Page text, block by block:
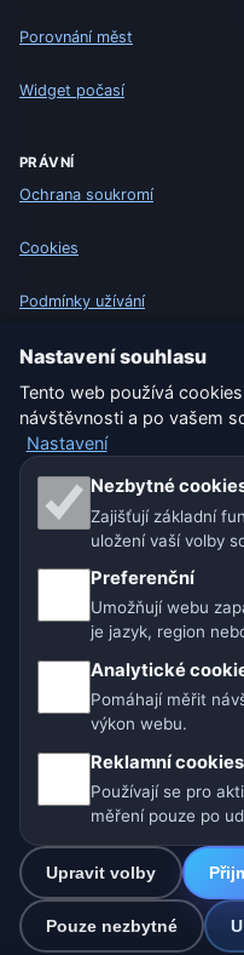
Porovnání měst
Widget počasí
PRÁVNÍ
Ochrana soukromí
Cookies
Podmínky užívání
Vyloučení odpovědnosti
Pomáháme zvířatům
Sitemap
Nastavení
Naše
🇩🇪🇦🇹🇨🇭
🌎 Latinská
🇮🇳 Jižní a jihovýchodní
Provozovatel: Spolek
© 2026 Počasí Online ·
Nastavení souhlasu
Tento web používá
návštěvnosti a po vašem
Nastavení
Nezbytné
Zajišťují základní
uložení vaší volby
Preferenční
Umožňují webu
je jazyk, region
Analytické
Pomáhají měřit
výkon webu.
Reklamní cookies
Používají se pro
měření pouze po
Upravit volby
Pouze nezbytné